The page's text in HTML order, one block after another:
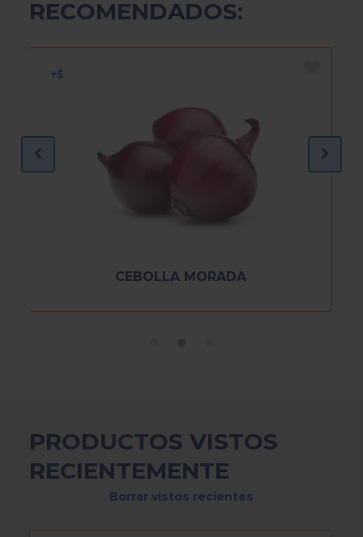
RECOMENDADOS:
CEBOLLA MORADA
PRODUCTOS VISTOS
RECIENTEMENTE
Borrar vistos recientes